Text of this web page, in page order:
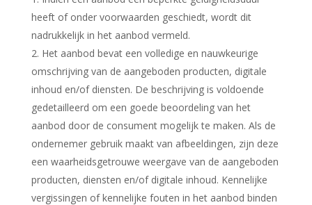
heeft of onder voorwaarden geschiedt, wordt dit
nadrukkelijk in het aanbod vermeld.
Het aanbod bevat een volledige en nauwkeurige
omschrijving van de aangeboden producten, digitale
inhoud en/of diensten. De beschrijving is voldoende
gedetailleerd om een goede beoordeling van het
aanbod door de consument mogelijk te maken. Als de
ondernemer gebruik maakt van afbeeldingen, zijn deze
een waarheidsgetrouwe weergave van de aangeboden
producten, diensten en/of digitale inhoud. Kennelijke
vergissingen of kennelijke fouten in het aanbod binden